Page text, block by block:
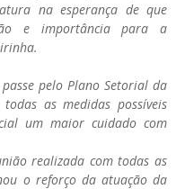
na esperança de que
e importância para a
pelo Plano Setorial da
as medidas possíveis
um maior cuidado com
realizada com todas as
o reforço da atuação da